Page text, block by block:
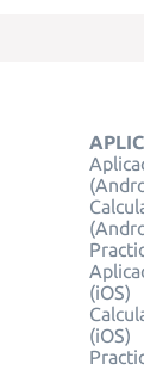
(iOS)
(iOS)